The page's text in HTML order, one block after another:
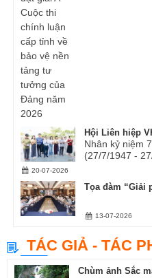
Hội Liên hiệp
Nhân kỷ niệm
(27/7/1947 -
20-07-2026
Tọa đàm “Giải
13-07-2026
TÁC GIẢ - TÁC
Chùm ảnh Sắc